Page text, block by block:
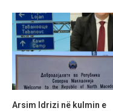
Arsim Idrizi në kulmin e